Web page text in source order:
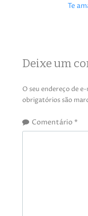
Te
Deixe um
O seu endereço de
obrigatórios são
Comentário *